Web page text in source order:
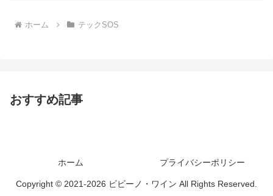
ホーム テックSOS
おすすめ記事
ホーム プライバシーポリシー
Copyright © 2021-2026 ビビーノ・ワイン All Rights Reserved.